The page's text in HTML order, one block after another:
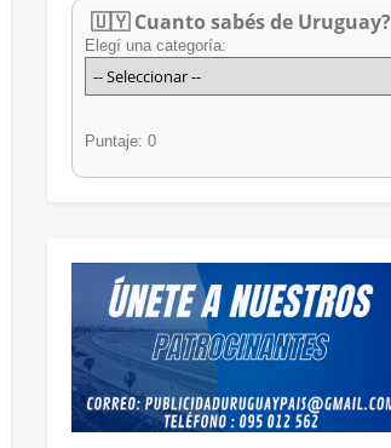
🇺🇾 Cuanto sabés de Uruguay?
Elegí una categoría:
Puntaje: 0